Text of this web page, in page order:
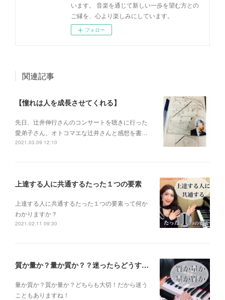
います。 音楽を通じて新しい一歩を望む方との
ご縁を、心より楽しみにしています。
フォロー
関連記事
【憧れは人を成長させてくれる】
先日、辻井伸行さんのコンサートを 聴きに行った
愛弟子さん。 オトコマエな辻井さんと 感想を書…
2021.03.09 12:10
上達する人に共通するたった１つの要素
上達する人に共通するたった１つの要素って何か
わかりますか？
2021.02.11 09:30
質か量か？量か質か？？迷ったらどうする？？？
量か質か？ 質か量か？ どちらも大切！だから迷う
こともありますね！